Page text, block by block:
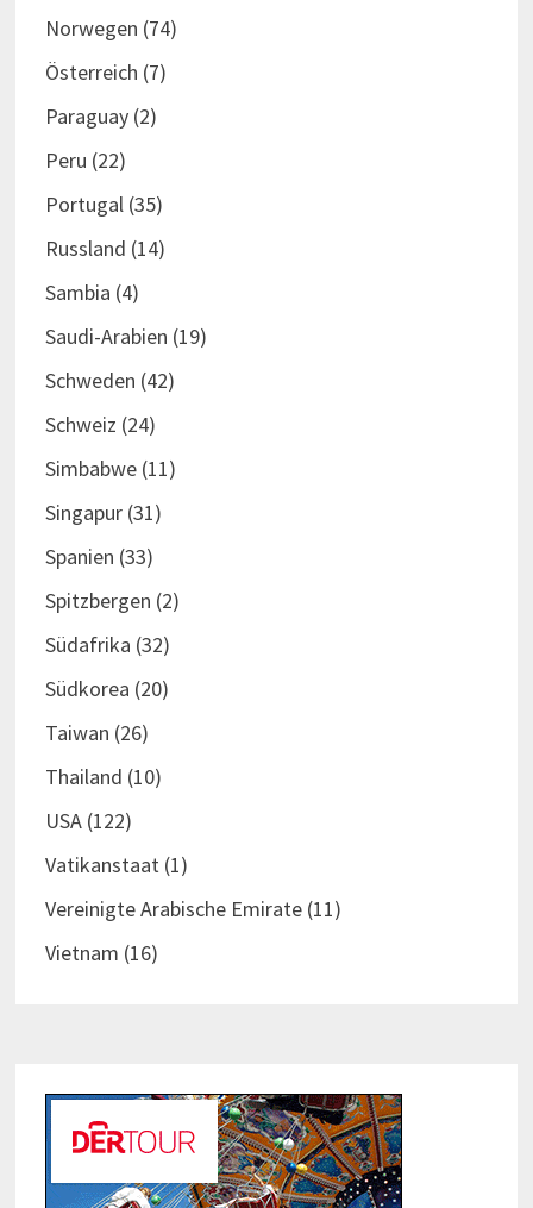
Norwegen (74)
Österreich (7)
Paraguay(2)
Peru (22)
Portugal(35)
Russland (14)
Sambia (4)
Saudi-Arabien (19)
Schweden (42)
Schweiz (24)
Simbabwe(11)
Singapur(31)
Spanien (33)
Spitzbergen (2)
Südafrika (32)
Südkorea (20)
Taiwan (26)
Thailand (10)
USA(122)
Vatikanstaat(1)
Vereinigte Arabische Emirate(11)
Vietnam (16)